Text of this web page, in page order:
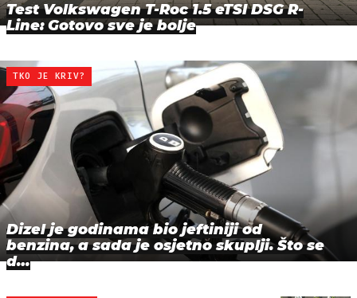
Test Volkswagen T-Roc 1.5 eTSI DSG R-
Line: Gotovo sve je bolje
TKO JE KRIV?
Dizel je godinama bio jeftiniji od
benzina, a sada je osjetno skuplji. Što se
d…